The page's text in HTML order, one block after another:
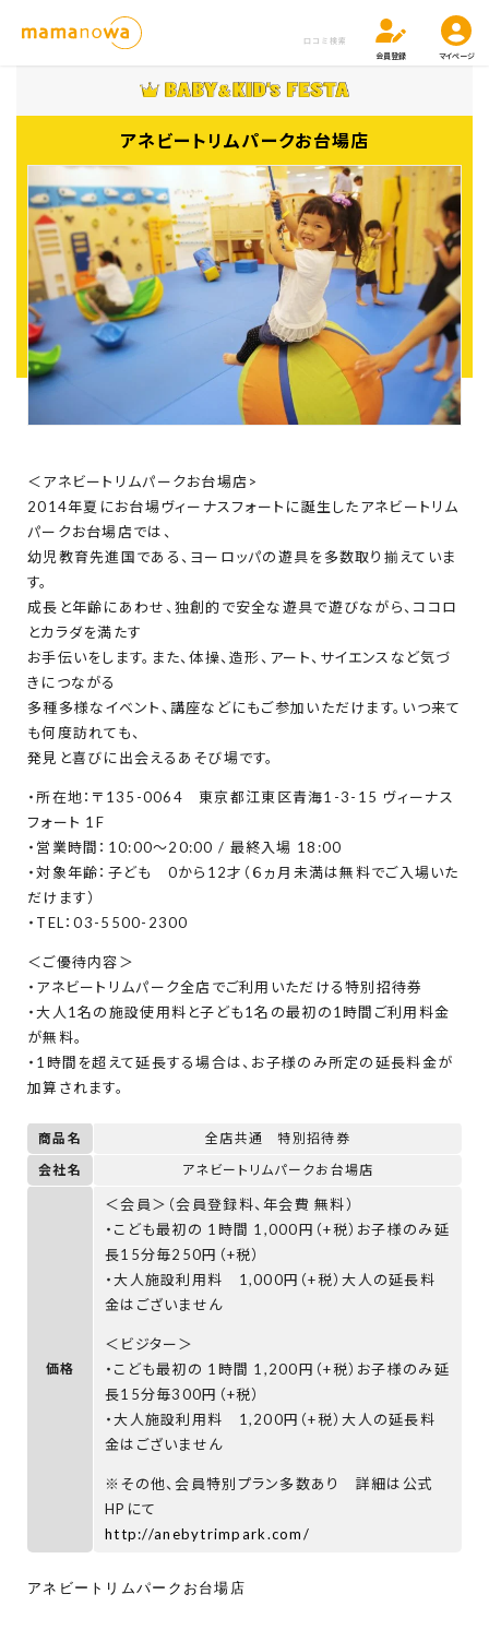
口コミ検索
会員登録
マイページ
アネビートリムパークお台場店
＜アネビートリムパークお台場店>
2014年夏にお台場ヴィーナスフォートに誕生したアネビートリム
パークお台場店では、
幼児教育先進国である、ヨーロッパの遊具を多数取り揃えていま
す。
成長と年齢にあわせ、独創的で安全な遊具で遊びながら、ココロ
とカラダを満たす
お手伝いをします。また、体操、造形、アート、サイエンスなど気づ
きにつながる
多種多様なイベント、講座などにもご参加いただけます。いつ来て
も何度訪れても、
発見と喜びに出会えるあそび場です。
・所在地：〒135-0064 東京都江東区青海1-3-15 ヴィーナス
フォート 1F
・営業時間：10:00～20:00 / 最終入場 18:00
・対象年齢：子ども 0から12才（６ヵ月未満は無料でご入場いた
だけます）
・TEL：03-5500-2300
＜ご優待内容＞
・アネビートリムパーク全店でご利用いただける特別招待券
・大人1名の施設使用料と子ども1名の最初の1時間ご利用料金
が無料。
・1時間を超えて延長する場合は、お子様のみ所定の延長料金が
加算されます。
商品名
全店共通 特別招待券
会社名
アネビートリムパークお台場店
価格
＜会員＞（会員登録料、年会費 無料）
・こども最初の 1時間 1,000円（+税）お子様のみ延
長15分毎250円（+税）
・大人施設利用料 1,000円（+税）大人の延長料
金はございません
＜ビジター＞
・こども最初の 1時間 1,200円（+税）お子様のみ延
長15分毎300円（+税）
・大人施設利用料 1,200円（+税）大人の延長料
金はございません
※その他、会員特別プラン多数あり 詳細は公式
HPにて
http://anebytrimpark.com/
アネビートリムパークお台場店